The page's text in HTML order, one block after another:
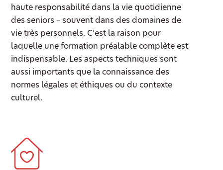
haute responsabilité dans la vie quotidienne
des seniors – souvent dans des domaines de
vie très personnels. C’est la raison pour
laquelle une formation préalable complète est
indispensable. Les aspects techniques sont
aussi importants que la connaissance des
normes légales et éthiques ou du contexte
culturel.